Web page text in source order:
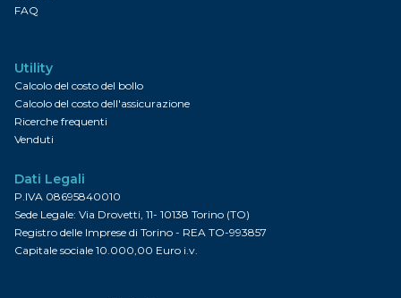
FAQ
Utility
Calcolo del costo del bollo
Calcolo del costo dell'assicurazione
Ricerche frequenti
Venduti
Dati Legali
P.IVA 08695840010
Sede Legale: Via Drovetti, 11- 10138 Torino (TO)
Registro delle Imprese di Torino - REA TO-993857
Capitale sociale 10.000,00 Euro i.v.